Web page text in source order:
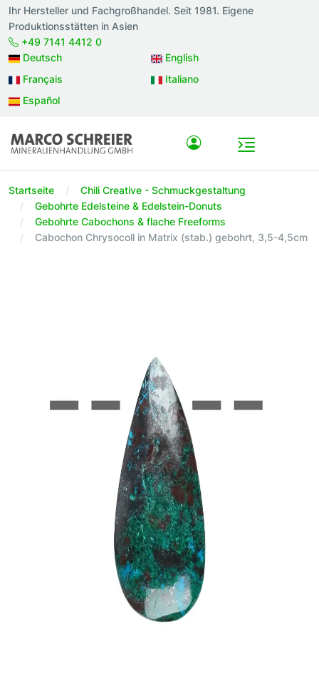
Ihr Hersteller und Fachgroßhandel. Seit 1981. Eigene
Produktionsstätten in Asien
+49 7141 4412 0
Deutsch
English
Français
Italiano
Español
Startseite
Chili Creative - Schmuckgestaltung
Gebohrte Edelsteine & Edelstein-Donuts
Gebohrte Cabochons & flache Freeforms
Cabochon Chrysocoll in Matrix (stab.) gebohrt, 3,5-4,5cm